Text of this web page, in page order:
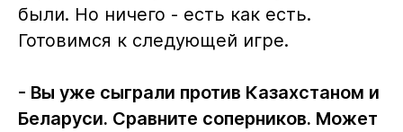
были. Но ничего - есть как есть.
Готовимся к следующей игре.
- Вы уже сыграли против Казахстаном и
Беларуси. Сравните соперников. Может